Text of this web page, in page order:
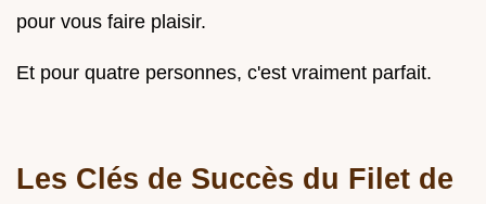
pour vous faire plaisir.
Et pour quatre personnes, c'est vraiment parfait.
Les Clés de Succès du Filet de